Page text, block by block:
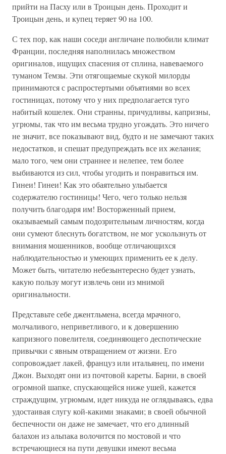
прийти на Пасху или в Троицын день. Проходит и
Троицын день, и купец теряет 90 на 100.
С тех пор, как наши соседи англичане полюбили климат
Франции, последняя наполнилась множеством
оригиналов, ищущих спасения от сплина, навеваемого
туманом Темзы. Эти отягощаемые скукой милорды
принимаются с распростертыми объятиями во всех
гостиницах, потому что у них предполагается туго
набитый кошелек. Они странны, причудливы, капризны,
угрюмы, так что им весьма трудно угождать. Это ничего
не значит, все показывают вид, будто и не замечают таких
недостатков, и спешат предупреждать все их желания;
мало того, чем они страннее и нелепее, тем более
выбиваются из сил, чтобы угодить и понравиться им.
Гинеи! Гинеи! Как это обаятельно улыбается
содержателю гостиницы! Чего, чего только нельзя
получить благодаря им! Восторженный прием,
оказываемый самым подозрительным личностям, когда
они сумеют блеснуть богатством, не мог ускользнуть от
внимания мошенников, вообще отличающихся
наблюдательностью и умеющих применить ее к делу.
Может быть, читателю небезынтересно будет узнать,
какую пользу могут извлечь они из мнимой
оригинальности.
Представьте себе джентльмена, всегда мрачного,
молчаливого, неприветливого, и к довершению
капризного повелителя, соединяющего деспотические
привычки с явным отвращением от жизни. Его
сопровождает лакей, француз или итальянец, по имени
Джон. Выходят они из почтовой кареты. Барни, в своей
огромной шапке, спускающейся ниже ушей, кажется
страждущим, угрюмым, идет никуда не оглядываясь, едва
удостаивая слугу кой-какими знаками; в своей обычной
беспечности он даже не замечает, что его длинный
балахон из альпака волочится по мостовой и что
встречающиеся на пути девушки имеют весьма